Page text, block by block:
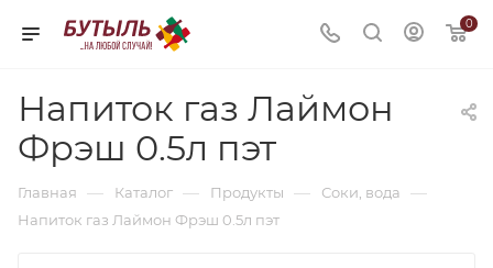
0
Напиток газ Лаймон
Фрэш 0.5л пэт
Главная — Каталог — Продукты — Соки, вода —
Напиток газ Лаймон Фрэш 0.5л пэт